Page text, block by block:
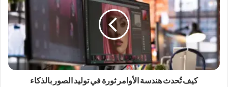
كيف تُحدث هندسة الأوامر ثورة في توليد الصور بالذكاء